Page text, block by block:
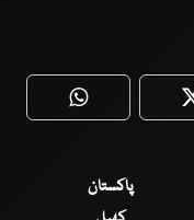
WhatsApp
پاکستان